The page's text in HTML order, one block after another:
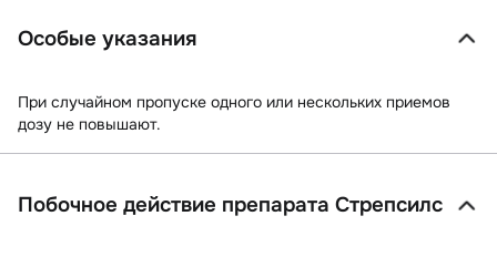
Особые указания
При случайном пропуске одного или нескольких приемов
дозу не повышают.
Побочное действие препарата Стрепсилс